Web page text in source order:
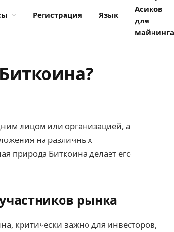
Регистрация Язык
Асиков
для
майнинга
лицом или организацией, а
на различных
природа Биткоина делает его
рынка
критически важно для инвесторов,